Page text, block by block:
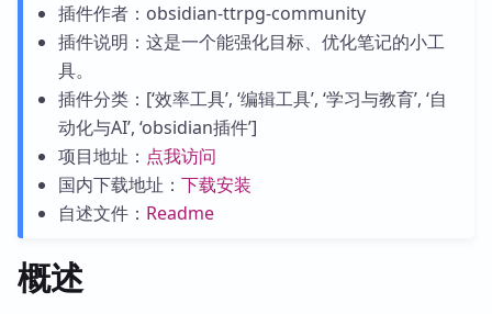
插件作者：obsidian-ttrpg-community
插件说明：这是一个能强化目标、优化笔记的小工
具。
插件分类：[‘效率工具’, ‘编辑工具’, ‘学习与教育’, ‘自
动化与AI’, ‘obsidian插件’]
项目地址： 点我访问
国内下载地址： 下载安装
自述文件： Readme
概述